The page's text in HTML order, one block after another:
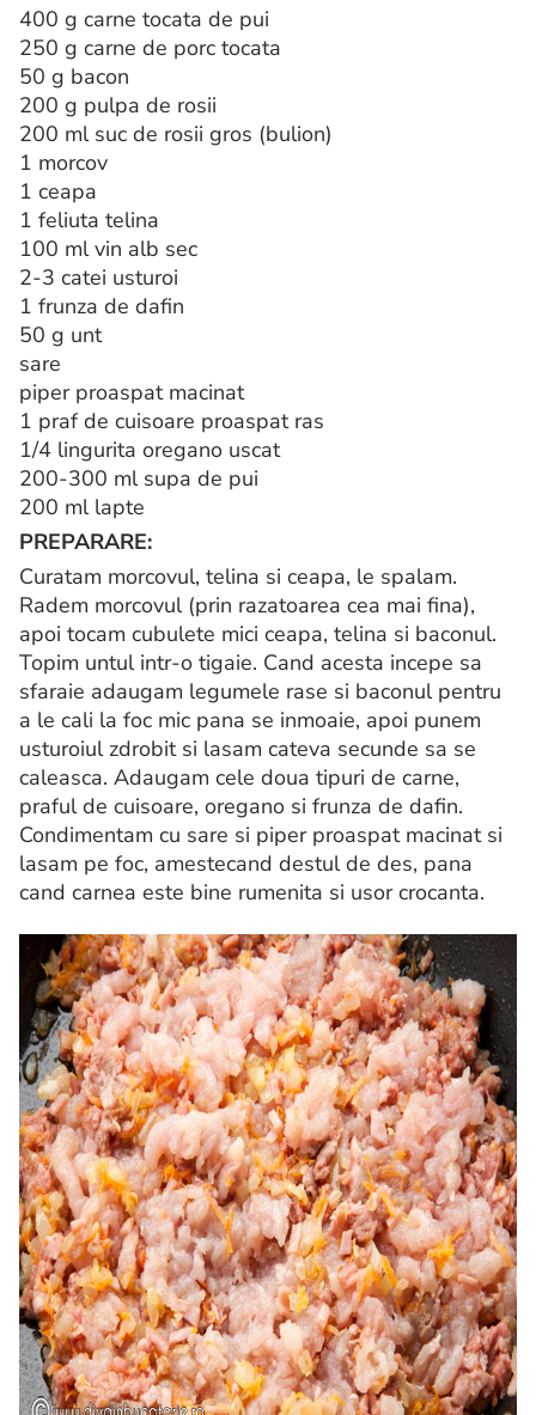
400 g carne tocata de pui
250 g carne de porc tocata
50 g bacon
200 g pulpa de rosii
200 ml suc de rosii gros (bulion)
1 morcov
1 ceapa
1 feliuta telina
100 ml vin alb sec
2-3 catei usturoi
1 frunza de dafin
50 g unt
sare
piper proaspat macinat
1 praf de cuisoare proaspat ras
1/4 lingurita oregano uscat
200-300 ml supa de pui
200 ml lapte
PREPARARE:
Curatam morcovul, telina si ceapa, le spalam.
Radem morcovul (prin razatoarea cea mai fina),
apoi tocam cubulete mici ceapa, telina si baconul.
Topim untul intr-o tigaie. Cand acesta incepe sa
sfaraie adaugam legumele rase si baconul pentru
a le cali la foc mic pana se inmoaie, apoi punem
usturoiul zdrobit si lasam cateva secunde sa se
caleasca. Adaugam cele doua tipuri de carne,
praful de cuisoare, oregano si frunza de dafin.
Condimentam cu sare si piper proaspat macinat si
lasam pe foc, amestecand destul de des, pana
cand carnea este bine rumenita si usor crocanta.